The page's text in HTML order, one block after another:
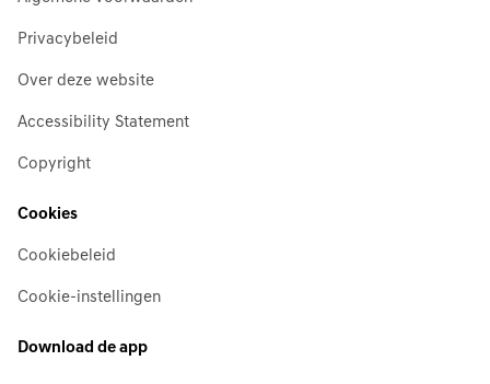
Privacybeleid
Over deze website
Accessibility Statement
Copyright
Cookies
Cookiebeleid
Cookie-instellingen
Download de app